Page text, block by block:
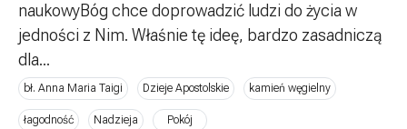
naukowyBóg chce doprowadzić ludzi do życia w
jedności z Nim. Właśnie tę ideę, bardzo zasadniczą
dla...
bł. Anna Maria Taigi Dzieje Apostolskie kamień węgielny
łagodność Nadzieja Pokój